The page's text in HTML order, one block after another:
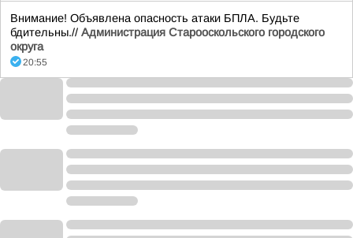
Внимание! Объявлена опасность атаки БПЛА. Будьте
бдительны.// Администрация Старооскольского городского
округа
20:55